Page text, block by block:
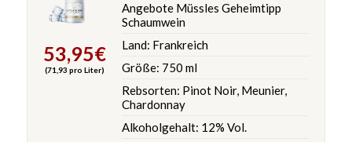
53,95€
(71,93 pro Liter)
Angebote Müssles Geheimtipp
Schaumwein
Land: Frankreich
Größe: 750 ml
Rebsorten: Pinot Noir, Meunier,
Chardonnay
Alkoholgehalt: 12% Vol.